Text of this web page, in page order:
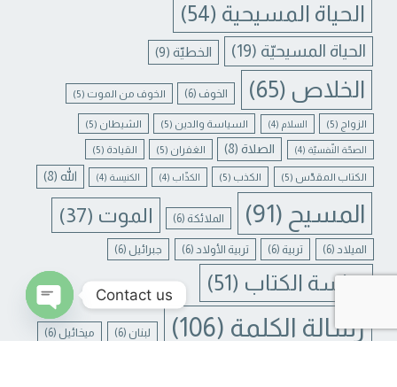
الحياة المسيحية (54)
الحياة المسيحيّة (19) الخطيّة (9)
الخلاص (65) الخوف (6) الخوف من الموت (5)
الزواج (5) السلام (4) السياسة والدين (5) الشيطان (5)
الصحّة النّفسيّة (4) الصلاة(8) الغفران (5) القيادة (5)
الكتاب المقدّس (5) الكذب (5) الكذّاب (4) الكنيسة (4) الله (8)
المسيح (91) الملائكة (6) الموت (37)
الميلاد (6) تربية (6) تربية الأولاد (6) جبرائيل (6)
دراسة الكتاب (51)
رسالة الكلمة (106) لبنان (6) ميخائيل (6)
Contact us
CHATY